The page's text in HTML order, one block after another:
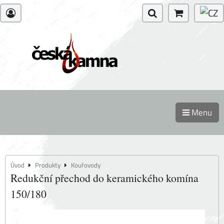
Menu
Úvod Produkty Kouřovody
Redukční přechod do keramického komína
150/180